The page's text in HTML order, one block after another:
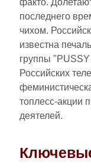
факто.
последнего
чихом.
известна
группы
Российских
топлесс-акции
деятелей.